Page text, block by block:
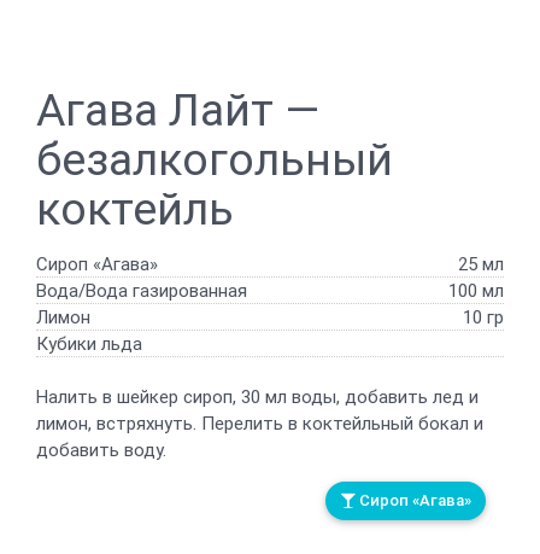
Агава Лайт —
безалкогольный
коктейль
Сироп «Агава»
25 мл
Вода/Вода газированная
100 мл
Лимон
10 гр
Кубики льда
Налить в шейкер сироп, 30 мл воды, добавить лед и
лимон, встряхнуть. Перелить в коктейльный бокал и
добавить воду.
Сироп «Агава»